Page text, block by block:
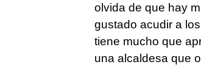
olvida de que hay
gustado acudir a
tiene mucho que
una alcaldesa que